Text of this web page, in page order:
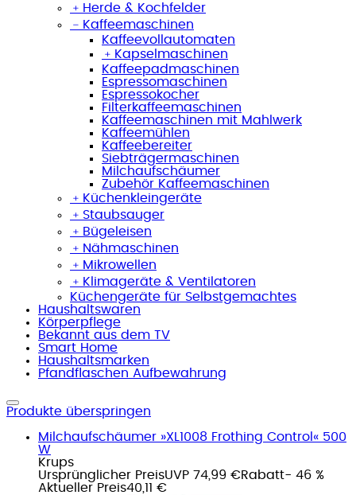
﹢ Herde & Kochfelder
﹣ Kaffeemaschinen
Kaffeevollautomaten
﹢ Kapselmaschinen
Kaffeepadmaschinen
Espressomaschinen
Espressokocher
Filterkaffeemaschinen
Kaffeemaschinen mit Mahlwerk
Kaffeemühlen
Kaffeebereiter
Siebträgermaschinen
Milchaufschäumer
Zubehör Kaffeemaschinen
﹢ Küchenkleingeräte
﹢ Staubsauger
﹢ Bügeleisen
﹢ Nähmaschinen
﹢ Mikrowellen
﹢ Klimageräte & Ventilatoren
Küchengeräte für Selbstgemachtes
Haushaltswaren
Körperpflege
Bekannt aus dem TV
Smart Home
Haushaltsmarken
Pfandflaschen Aufbewahrung
Produkte überspringen
Milchaufschäumer »XL1008 Frothing Control« 500
W
Krups
Ursprünglicher PreisUVP 74,99 €Rabatt- 46 %
Aktueller Preis40,11 €